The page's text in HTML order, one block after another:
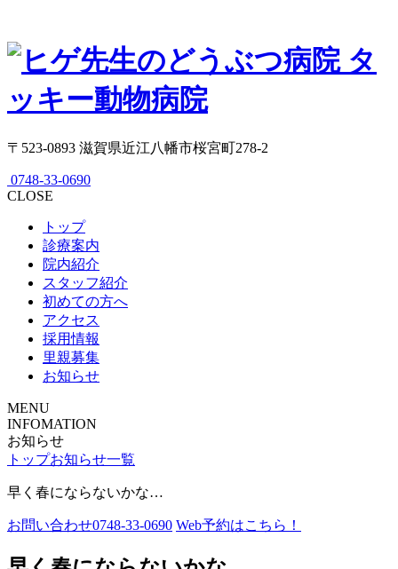
〒523-0893 滋賀県近江八幡市桜宮町278-2
0748-33-0690
CLOSE
トップ
診療案内
院内紹介
スタッフ紹介
初めての方へ
アクセス
採用情報
里親募集
お知らせ
MENU
INFOMATION
お知らせ
トップお知らせ一覧
早く春にならないかな…
お問い合わせ0748-33-0690 Web予約はこちら！